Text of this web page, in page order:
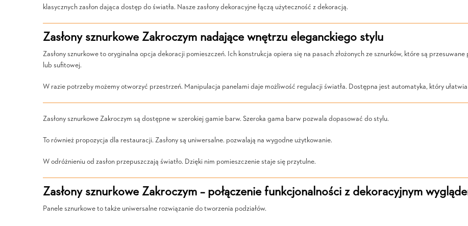
klasycznych zasłon dająca dostęp do światła. Nasze zasłony dekoracyjne łączą użyteczność z dekoracją.
Zasłony sznurkowe Zakroczym nadające wnętrzu eleganckiego stylu
Zasłony sznurkowe to oryginalna opcja dekoracji pomieszczeń. Ich konstrukcja opiera się na pasach złożonych ze sznurków, które są
lub sufitowej.
W razie potrzeby możemy otworzyć przestrzeń. Manipulacja panelami daje możliwość regulacji światła. Dostępna jest automatyka, który ułatwia
Zasłony sznurkowe Zakroczym są dostępne w szerokiej gamie barw. Szeroka gama barw pozwala dopasować do stylu.
To również propozycja dla restauracji. Zasłony są uniwersalne. pozwalają na wygodne użytkowanie.
W odróżnieniu od zasłon przepuszczają światło. Dzięki nim pomieszczenie staje się przytulne.
Zasłony sznurkowe Zakroczym – połączenie funkcjonalności z dekoracyjnym
Panele sznurkowe to także uniwersalne rozwiązanie do tworzenia podziałów.